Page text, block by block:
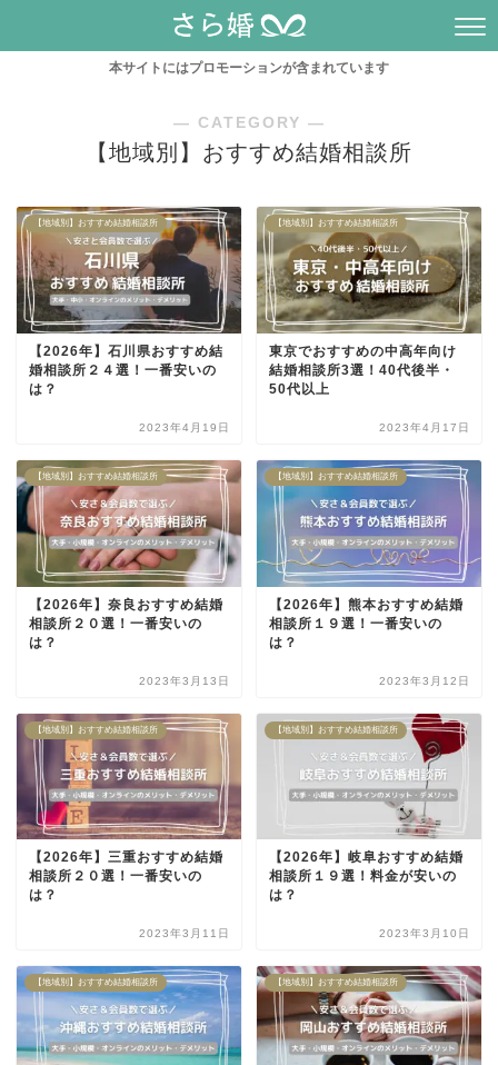
本サイトにはプロモーションが含まれています
― CATEGORY ―
【地域別】おすすめ結婚相談所
【地域別】おすすめ結婚相談所
【2026年】石川県おすすめ結
婚相談所２４選！一番安いの
は？
2023年4月19日
【地域別】おすすめ結婚相談所
東京でおすすめの中高年向け
結婚相談所3選！40代後半・
50代以上
2023年4月17日
【地域別】おすすめ結婚相談所
【2026年】奈良おすすめ結婚
相談所２０選！一番安いの
は？
2023年3月13日
【地域別】おすすめ結婚相談所
【2026年】熊本おすすめ結婚
相談所１９選！一番安いの
は？
2023年3月12日
【地域別】おすすめ結婚相談所
【2026年】三重おすすめ結婚
相談所２０選！一番安いの
は？
2023年3月11日
【地域別】おすすめ結婚相談所
【2026年】岐阜おすすめ結婚
相談所１９選！料金が安いの
は？
2023年3月10日
【地域別】おすすめ結婚相談所 【地域別】おすすめ結婚相談所